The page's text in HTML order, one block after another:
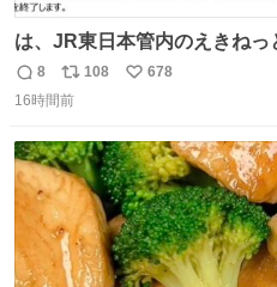
は、JR東日本管内のえきね
めに言ってクソすぎんか？
返
信
8
リ
ポ
ト
数
108
い
数
678
16時間前